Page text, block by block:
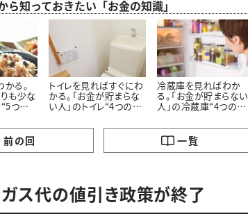
ら知っておきたい「お金の知識」
る。
も少な
つの
トイレを見ればすぐにわ
かる。「お金が貯まらな
い人」のトイレ“4つの特
冷蔵庫を見ればわか
る。「お金が貯まらない
人」の冷蔵庫“4つの特
前の回 一覧
ガス代の値引き政策が終了